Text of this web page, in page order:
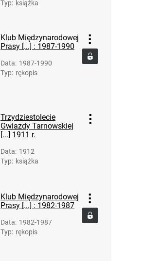
Typ: książka
Klub Międzynarodowej
Prasy [...] : 1987-1990
Data: 1987-1990
Typ: rękopis
Trzydziestolecie
Gwiazdy Tarnowskiej
[...] 1911 r.
Data: 1912
Typ: książka
Klub Międzynarodowej
Prasy [...] : 1982-1987
Data: 1982-1987
Typ: rękopis